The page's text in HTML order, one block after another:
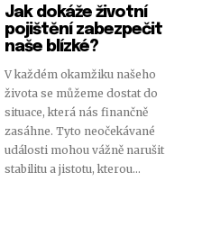
Jak dokáže životní
pojištění zabezpečit
naše blízké?
V každém okamžiku našeho
života se můžeme dostat do
situace, která nás finančně
zasáhne. Tyto neočekávané
události mohou vážně narušit
stabilitu a jistotu, kterou...